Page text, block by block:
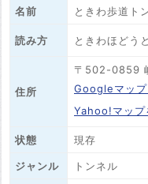
名前 ときわ歩道ト
読み方 ときわほどう
住所
〒502-0859
Googleマップ
Yahoo!マップ
状態 現存
ジャンル トンネル